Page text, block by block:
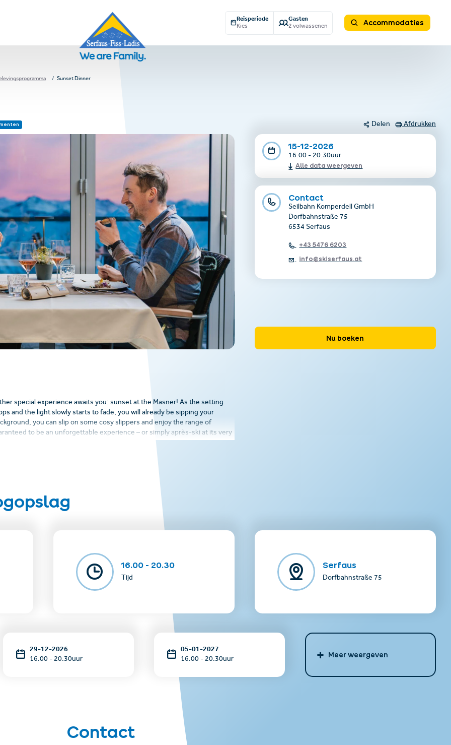
Reisperiode
Kies
Gasten
2 volwassenen
Accommodaties
Sunset Dinner
Delen Afdrukken
15-12-2026
16.00 - 20.30uur
Alle data weergeven
Contact
Seilbahn Komperdell GmbH
Dorfbahnstraße 75
6534 Serfaus
+43 5476 6203
info@skiserfaus.at
Nu boeken
special experience awaits you: sunset at the Masner! As the setting
and the light slowly starts to fade, you will already be sipping your
you can slip on some cosy slippers and enjoy the range of
to be an unforgettable experience – or simply après-ski at its very
for drinks)
16.00 - 20.30
Tijd
Serfaus
Dorfbahnstraße 75
29-12-2026
16.00 - 20.30uur
05-01-2027
16.00 - 20.30uur
Meer weergeven
Contact